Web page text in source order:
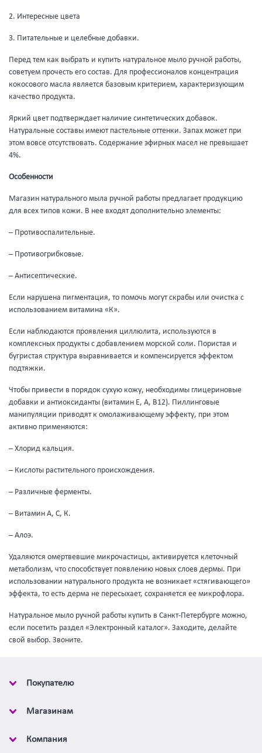
2. Интересные цвета
3. Питательные и целебные добавки.
Перед тем как выбрать и купить натуральное мыло ручной работы,
советуем прочесть его состав. Для профессионалов концентрация
кокосового масла является базовым критерием, характеризующим
качество продукта.
Яркий цвет подтверждает наличие синтетических добавок.
Натуральные составы имеют пастельные оттенки. Запах может при
этом вовсе отсутствовать. Содержание эфирных масел не превышает
4%.
Особенности
Магазин натурального мыла ручной работы предлагает продукцию
для всех типов кожи. В нее входят дополнительно элементы:
– Противоспалительные.
– Противогрибковые.
– Антисептические.
Если нарушена пигментация, то помочь могут скрабы или очистка с
использованием витамина «К».
Если наблюдаются проявления циллюлита, используются в
комплексных продукты с добавлением морской соли. Пористая и
бугристая структура выравнивается и компенсируется эффектом
подтяжки.
Чтобы привести в порядок сухую кожу, необходимы глицериновые
добавки и антиоксиданты (витамин Е, А, В12). Пиллинговые
манипуляции приводят к омолаживающему эффекту, при этом
активно применяются:
– Хлорид кальция.
– Кислоты растительного происхождения.
– Различные ферменты.
– Витамин А, С, К.
– Алоэ.
Удаляются омертвевшие микрочастицы, активируется клеточный
метаболизм, что способствует появлению новых слоев дермы. При
использовании натурального продукта не возникает «стягивающего»
эффекта, то есть дерма не пересыхает, сохраняется ее микрофлора.
Натуральное мыло ручной работы купить в Санкт-Петербурге можно,
если посетить раздел «Электронный каталог». Заходите, делайте
свой выбор. Звоните.
Покупателю
Магазинам
Компания